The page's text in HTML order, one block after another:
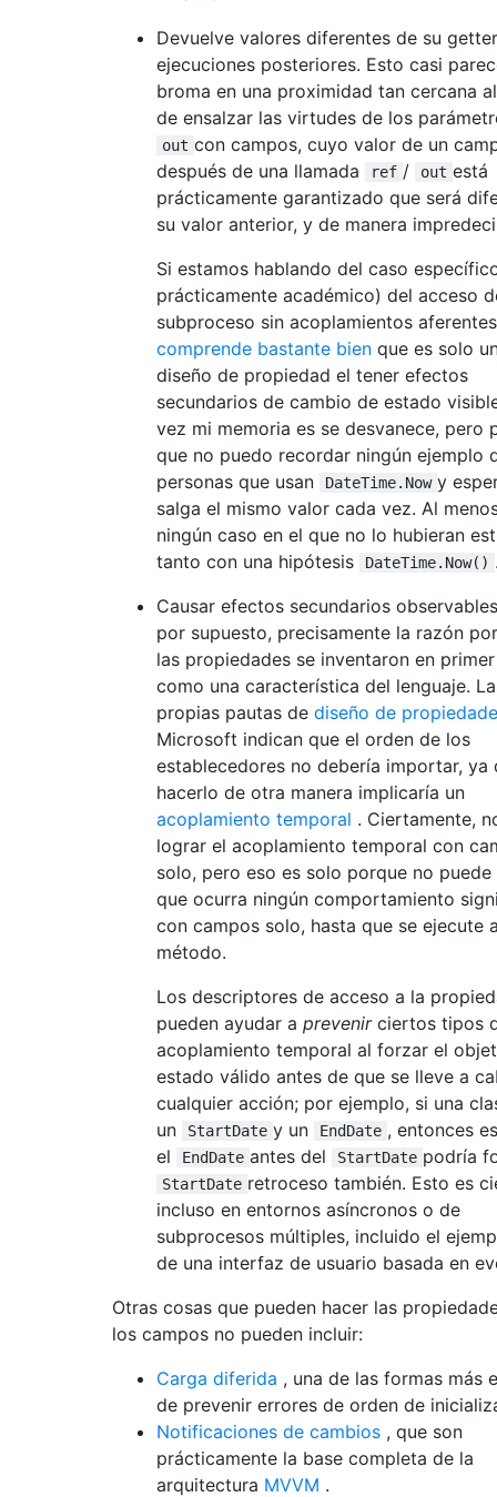
Devuelve valores diferentes de su
ejecuciones posteriores. Esto casi
broma en una proximidad tan cercana
de ensalzar las virtudes de los
out con campos, cuyo valor de un
después de una llamada
ref / out está
prácticamente garantizado que será
su valor anterior, y de manera
Si estamos hablando del caso
prácticamente académico) del acceso
subproceso sin acoplamientos
comprende bastante bien que es solo
diseño de propiedad el tener efectos
secundarios de cambio de estado
vez mi memoria es se desvanece, pero
que no puedo recordar ningún ejemplo
personas que usan
DateTime.Now y
salga el mismo valor cada vez. Al
ningún caso en el que no lo hubieran
tanto con una hipótesis
DateTime.Now()
Causar efectos secundarios
por supuesto, precisamente la razón
las propiedades se inventaron en
como una característica del lenguaje.
propias pautas de diseño de
Microsoft indican que el orden de los
establecedores no debería importar, ya
hacerlo de otra manera implicaría un
acoplamiento temporal . Ciertamente,
lograr el acoplamiento temporal con
solo, pero eso es solo porque no puede
que ocurra ningún comportamiento
con campos solo, hasta que se ejecute
método.
Los descriptores de acceso a la
pueden ayudar a prevenirciertos tipos
acoplamiento temporal al forzar el
estado válido antes de que se lleve a
cualquier acción; por ejemplo, si una
un
StartDate y un EndDate , entonces
el
EndDate antes del StartDate podría
StartDate retroceso también. Esto es
incluso en entornos asíncronos o de
subprocesos múltiples, incluido el
de una interfaz de usuario basada en
Otras cosas que pueden hacer las
los campos no pueden incluir:
Carga diferida , una de las formas más
de prevenir errores de orden de
Notificaciones de cambios , que son
prácticamente la base completa de la
arquitectura MVVM .